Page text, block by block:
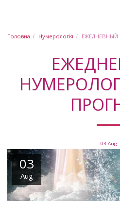
Головна Нумерологія
03 Aug
03
Aug